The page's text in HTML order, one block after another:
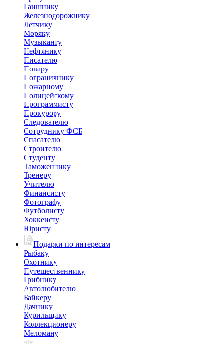
Гаишнику
Железнодорожнику
Летчику
Моряку
Музыканту
Нефтянику
Писателю
Повару
Пограничнику
Пожарному
Полицейскому
Программисту
Прокурору
Следователю
Сотруднику ФСБ
Спасателю
Строителю
Студенту
Таможеннику
Тренеру
Учителю
Финансисту
Фотографу
Футболисту
Хоккеисту
Юристу
Подарки по интересам
Рыбаку
Охотнику
Путешественнику
Грибнику
Автолюбителю
Байкеру
Дачнику
Курильщику
Коллекционеру
Меломану